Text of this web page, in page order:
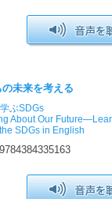
未来を考える
ぶSDGs
About Our
SDGs in English